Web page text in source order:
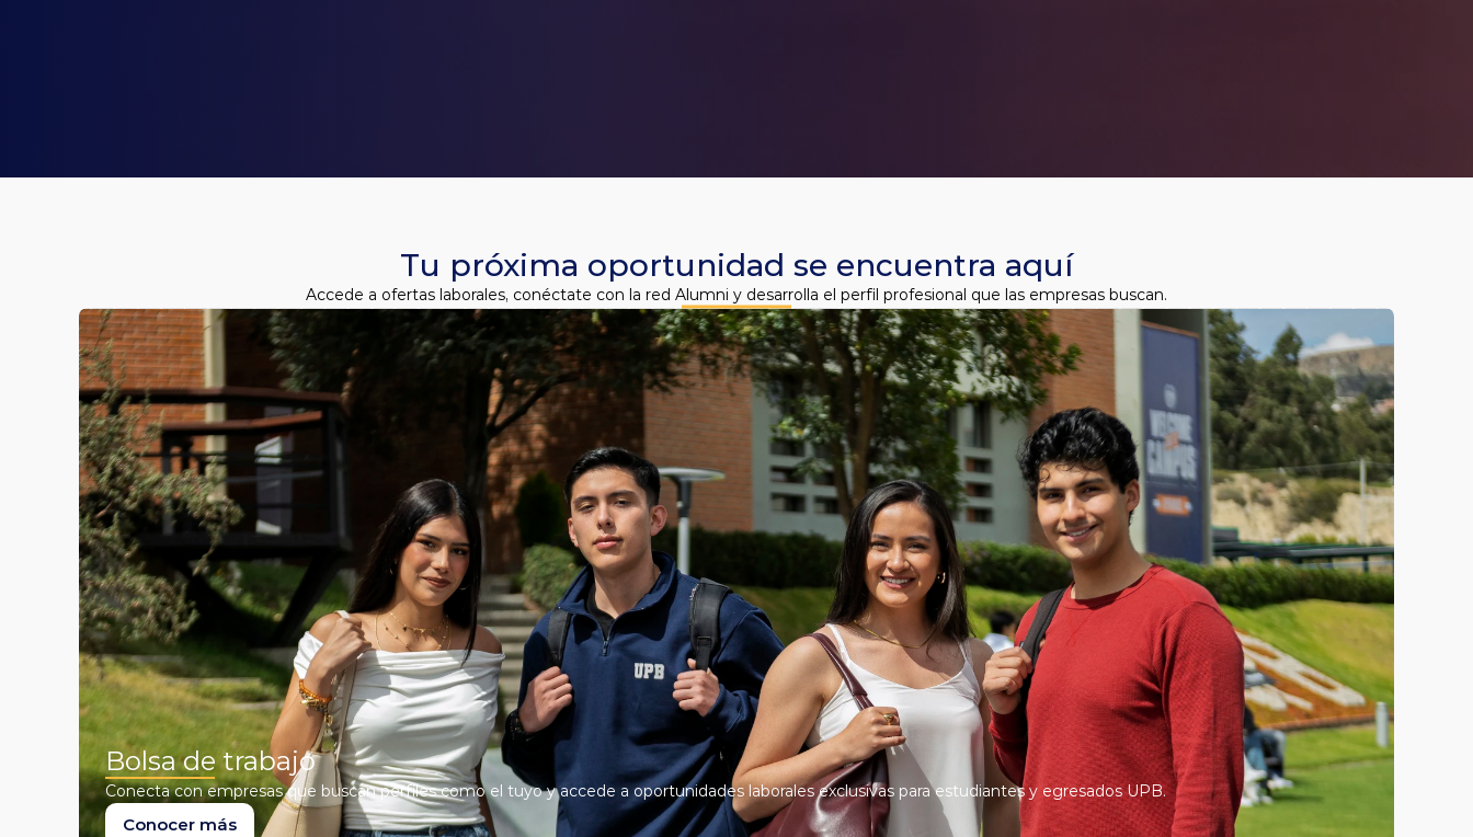
Tu próxima oportunidad se encuentra aquí
Accede a ofertas laborales, conéctate con la red Alumni y desarrolla el perfil profesional que las empresas buscan.
Bolsa de trabajo
Conecta con empresas que buscan perfiles como el tuyo y accede a oportunidades laborales exclusivas para estudiantes y egresados UPB.
Conocer más